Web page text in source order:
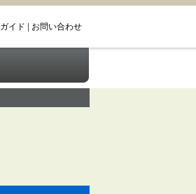
ガイド お問い合わせ